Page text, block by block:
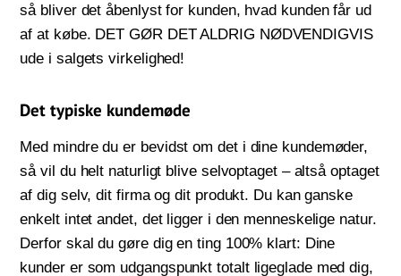
så bliver det åbenlyst for kunden, hvad kunden får ud
af at købe. DET GØR DET ALDRIG NØDVENDIGVIS
ude i salgets virkelighed!
Det typiske kundemøde
Med mindre du er bevidst om det i dine kundemøder,
så vil du helt naturligt blive selvoptaget – altså optaget
af dig selv, dit firma og dit produkt. Du kan ganske
enkelt intet andet, det ligger i den menneskelige natur.
Derfor skal du gøre dig en ting 100% klart: Dine
kunder er som udgangspunkt totalt ligeglade med dig,